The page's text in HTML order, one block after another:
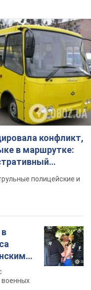
конфликт,
в маршрутке:
полицейские и
военных